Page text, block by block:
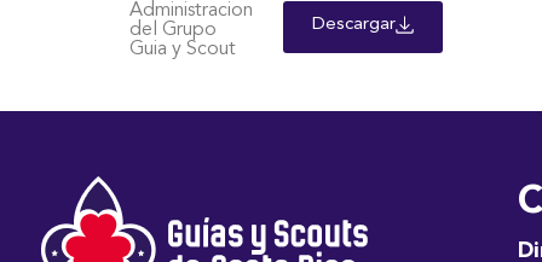
Administracion
del Grupo
Guia y Scout
Descargar